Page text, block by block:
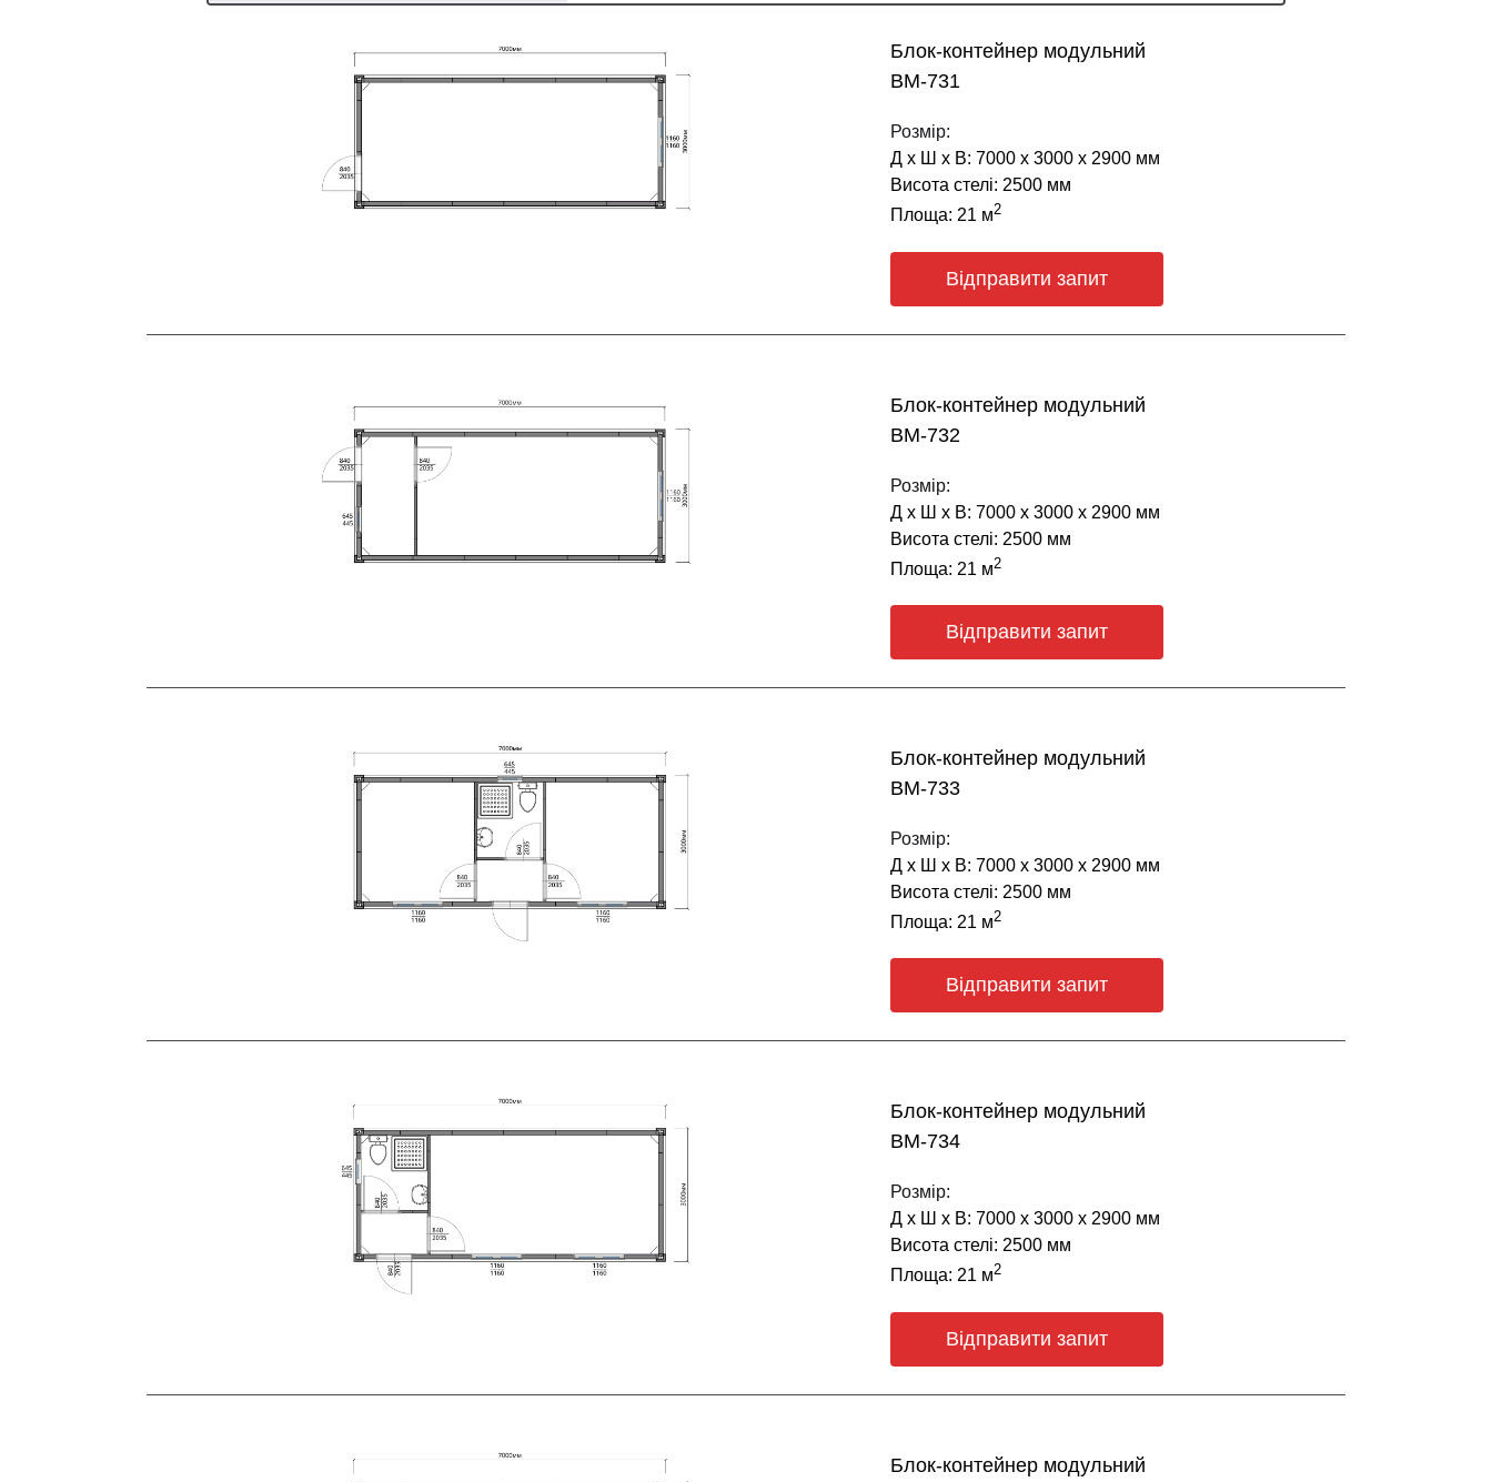
Блок-контейнер модульний
BM-731
Розмір:
Д х Ш х В: 7000 х 3000 х 2900 мм
Висота стелі: 2500 мм
Площа: 21 м2
Відправити запит
Блок-контейнер модульний
BM-732
Розмір:
Д х Ш х В: 7000 х 3000 х 2900 мм
Висота стелі: 2500 мм
Площа: 21 м2
Відправити запит
Блок-контейнер модульний
BM-733
Розмір:
Д х Ш х В: 7000 х 3000 х 2900 мм
Висота стелі: 2500 мм
Площа: 21 м2
Відправити запит
Блок-контейнер модульний
BM-734
Розмір:
Д х Ш х В: 7000 х 3000 х 2900 мм
Висота стелі: 2500 мм
Площа: 21 м2
Відправити запит
Блок-контейнер модульний